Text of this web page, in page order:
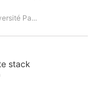
Pa...
stack